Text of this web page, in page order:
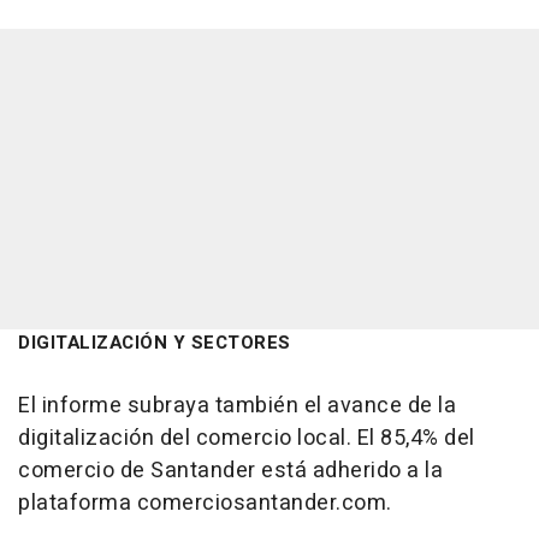
DIGITALIZACIÓN Y SECTORES
El informe subraya también el avance de la
digitalización del comercio local. El 85,4% del
comercio de Santander está adherido a la
plataforma comerciosantander.com.